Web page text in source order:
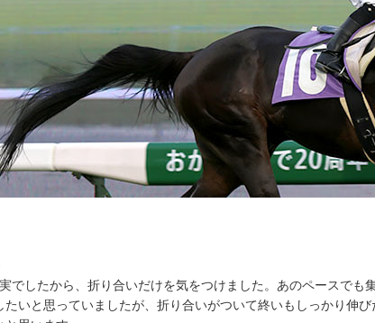
でしたから、折り合いだけを気をつけました。あのペースでも
いと思っていましたが、折り合いがついて終いもしっかり伸